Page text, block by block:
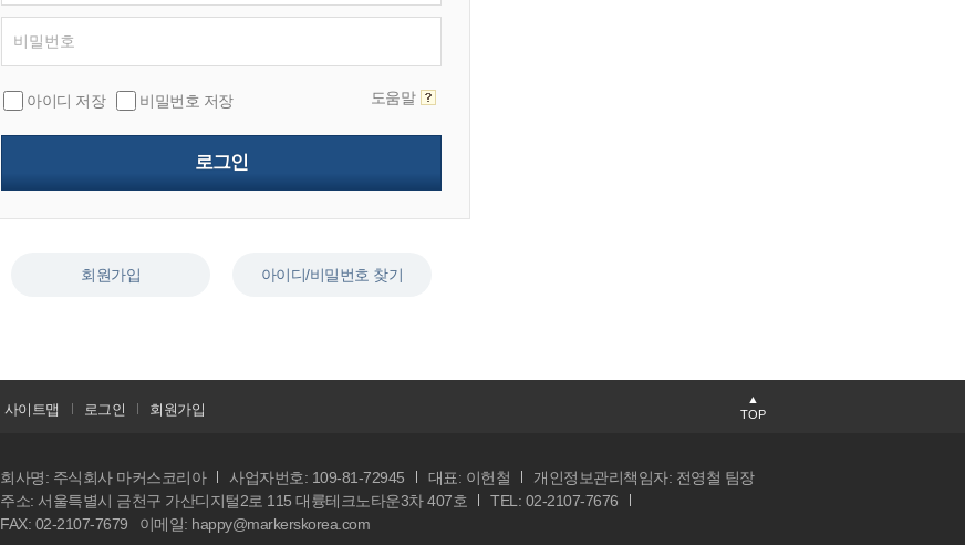
아이디 저장 비밀번호 저장 도움말
회원가입 아이디/비밀번호 찾기
사이트맵 로그인 회원가입
▲
TOP
회사명: 주식회사 마커스코리아 사업자번호: 109-81-72945 대표: 이헌철
개인정보관리책임자: 전영철 팀장
주소: 서울특별시 금천구 가산디지털2로 115 대륭테크노타운3차 407호
TEL: 02-2107-7676
FAX: 02-2107-7679
이메일: happy@markerskorea.com